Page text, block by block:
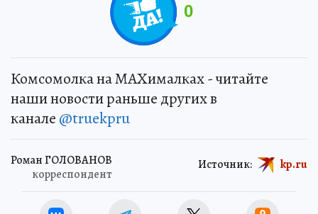
0
Комсомолка на MAXималках - читайте
наши новости раньше других в
канале @truekpru
Роман ГОЛОВАНОВ
корреспондент
Источник: kp.ru